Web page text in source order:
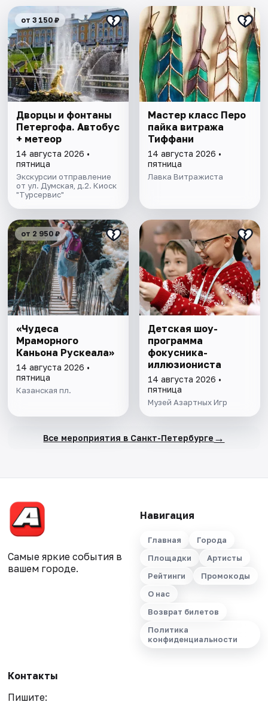
от 3 150 ₽
Дворцы и фонтаны
Петергофа. Автобус
+ метеор
14 августа 2026 •
пятница
Экскурсии отправление
от ул. Думская, д.2. Киоск
"Турсервис"
Мастер класс Перо
пайка витража
Тиффани
14 августа 2026 •
пятница
Лавка Витражиста
от 2 950 ₽
«Чудеса
Мраморного
Каньона Рускеала»
14 августа 2026 •
пятница
Казанская пл.
Детская шоу-
программа
фокусника-
иллюзиониста
14 августа 2026 •
пятница
Музей Азартных Игр
Все мероприятия в Санкт-Петербурге →
Самые яркие события в
вашем городе.
Навигация
Главная
Города
Площадки
Артисты
Рейтинги
Промокоды
О нас
Возврат билетов
Политика
конфиденциальности
Контакты
Пишите: